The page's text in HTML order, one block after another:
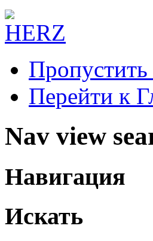
Перейти к
Nav view
Навигация
Искать